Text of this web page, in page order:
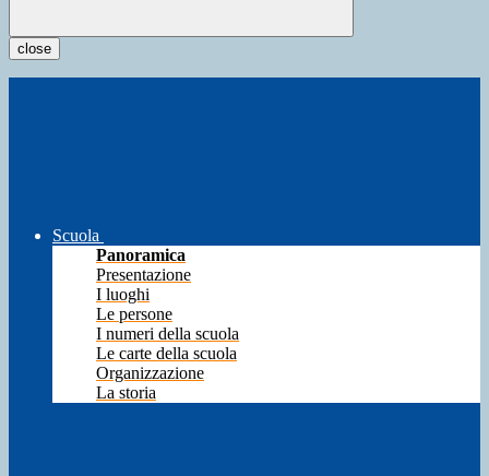
close
Scuola
Panoramica
Presentazione
I luoghi
Le persone
I numeri della scuola
Le carte della scuola
Organizzazione
La storia